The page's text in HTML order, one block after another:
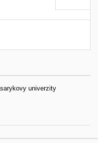
univerzity